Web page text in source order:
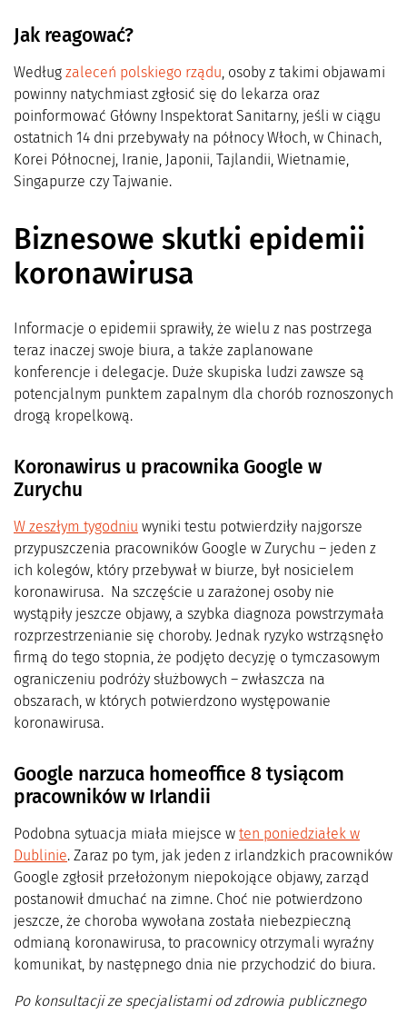
Jak reagować?
Według zaleceń polskiego rządu, osoby z takimi objawami
powinny natychmiast zgłosić się do lekarza oraz
poinformować Główny Inspektorat Sanitarny, jeśli w ciągu
ostatnich 14 dni przebywały na północy Włoch, w Chinach,
Korei Północnej, Iranie, Japonii, Tajlandii, Wietnamie,
Singapurze czy Tajwanie.
Biznesowe skutki epidemii
koronawirusa
Informacje o epidemii sprawiły, że wielu z nas postrzega
teraz inaczej swoje biura, a także zaplanowane
konferencje i delegacje. Duże skupiska ludzi zawsze są
potencjalnym punktem zapalnym dla chorób roznoszonych
drogą kropelkową.
Koronawirus u pracownika Google w
Zurychu
W zeszłym tygodniu wyniki testu potwierdziły najgorsze
przypuszczenia pracowników Google w Zurychu – jeden z
ich kolegów, który przebywał w biurze, był nosicielem
koronawirusa. Na szczęście u zarażonej osoby nie
wystąpiły jeszcze objawy, a szybka diagnoza powstrzymała
rozprzestrzenianie się choroby. Jednak ryzyko wstrząsnęło
firmą do tego stopnia, że podjęto decyzję o tymczasowym
ograniczeniu podróży służbowych – zwłaszcza na
obszarach, w których potwierdzono występowanie
koronawirusa.
Google narzuca homeoffice 8 tysiącom
pracowników w Irlandii
Podobna sytuacja miała miejsce w ten poniedziałek w
Dublinie. Zaraz po tym, jak jeden z irlandzkich pracowników
Google zgłosił przełożonym niepokojące objawy, zarząd
postanowił dmuchać na zimne. Choć nie potwierdzono
jeszcze, że choroba wywołana została niebezpieczną
odmianą koronawirusa, to pracownicy otrzymali wyraźny
komunikat, by następnego dnia nie przychodzić do biura.
Po konsultacji ze specjalistami od zdrowia publicznego